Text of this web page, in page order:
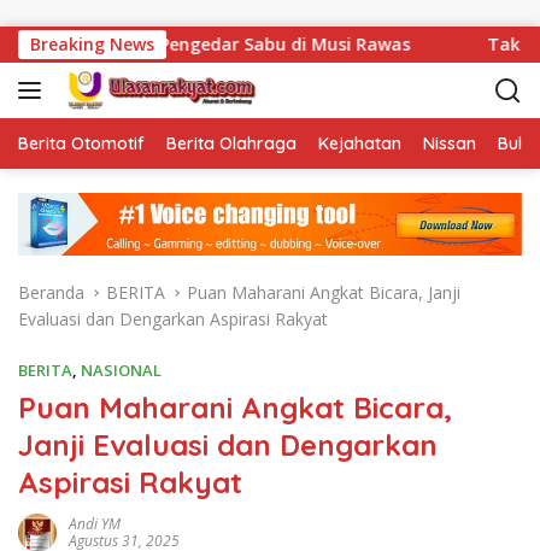
Breaking News
Sabu di Musi Rawas Tak Sekadar
Berita Otomotif Berita Olahraga Kejahatan Nissan
Beranda BERITA
Puan Maharani Angkat Bicara, Janji
Evaluasi dan Dengarkan Aspirasi Rakyat
BERITA, NASIONAL
Puan Maharani Angkat Bicara,
Janji Evaluasi dan Dengarkan
Aspirasi Rakyat
Andi YM
Agustus 31, 2025